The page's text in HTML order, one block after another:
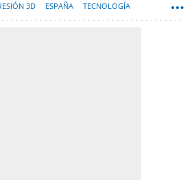
3D ESPAÑA TECNOLOGÍA